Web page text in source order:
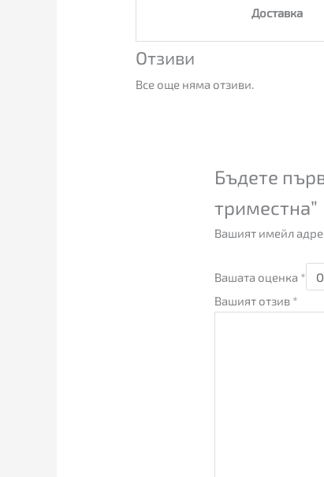
Доставка
Отзиви
Все още няма отзиви.
Бъдете
триместна”
Вашият имейл
Вашата оценка *
Вашият отзив *